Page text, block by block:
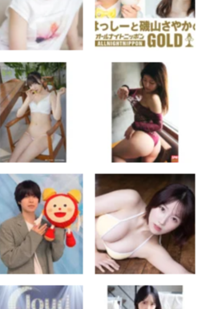
奈緒